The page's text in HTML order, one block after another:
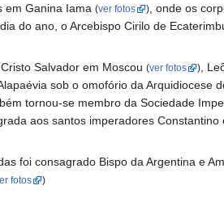
em Ganina Iama (ver fotos )
, onde os
do ano, o Arcebispo Cirilo de
Salvador em Moscou (ver fotos )
,
sob o omofório da Arquidiocese
tornou-se membro da Sociedade
aos santos imperadores
foi consagrado Bispo da Argentina e
fotos )